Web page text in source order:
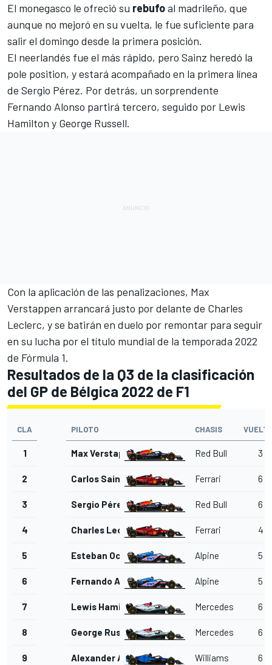
El monegasco le ofreció su rebufoal madrileño, que
aunque no mejoró en su vuelta, le fue suficiente para
salir el domingo desde la primera posición.
El neerlandés fue el más rápido, pero Sainz heredó la
pole position, y estará acompañado en la primera línea
de Sergio Pérez. Por detrás, un sorprendente
Fernando Alonso partirá tercero, seguido por Lewis
Hamilton y George Russell.
Con la aplicación de las penalizaciones, Max
Verstappen arrancará justo por delante de Charles
Leclerc, y se batirán en duelo por remontar para seguir
en su lucha por el título mundial de la temporada 2022
de Fórmula 1.
Resultados de la Q3 de la clasificación
del GP de Bélgica 2022 de F1
CLA PILOTO CHASIS
1 Max Verstappen Red Bull 3
2 Carlos Sainz Jr. Ferrari 6
3 Sergio Pérez Red Bull 6
4 Charles Leclerc Ferrari 4
5 Esteban Ocon Alpine 5
6 Fernando Alonso Alpine 5
7 Lewis Hamilton Mercedes 6
8 George Russell Mercedes 6
9 Alexander Albon Williams 6